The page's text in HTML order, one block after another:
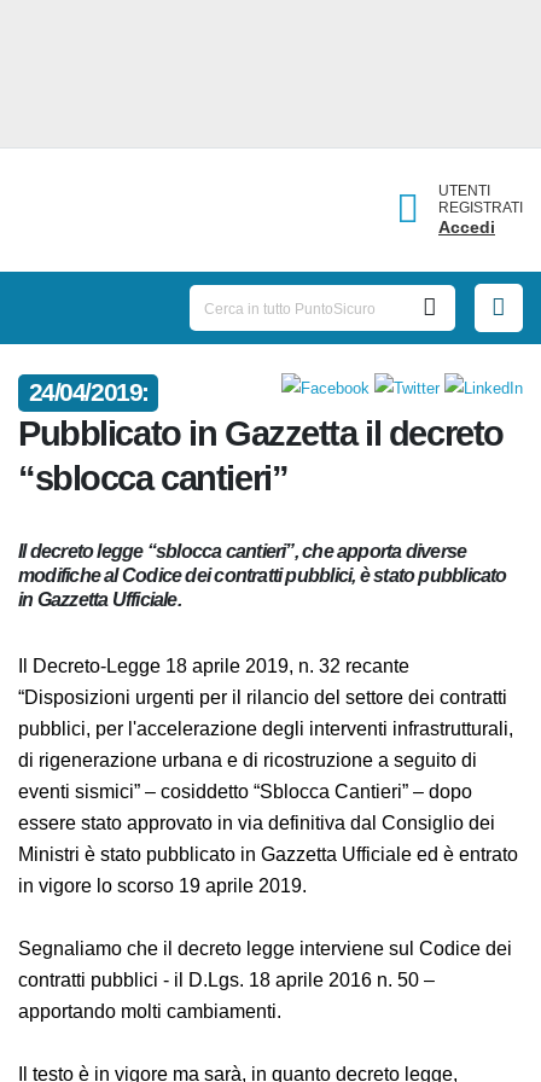
UTENTI
REGISTRATI
Accedi
24/04/2019:
Pubblicato in Gazzetta il
decreto “sblocca cantieri”
Il decreto legge “sblocca cantieri”, che apporta diverse
modifiche al Codice dei contratti pubblici, è stato
pubblicato in Gazzetta Ufficiale.
Il Decreto-Legge 18 aprile 2019, n. 32 recante
“Disposizioni urgenti per il rilancio del settore dei
contratti pubblici, per l'accelerazione degli interventi
infrastrutturali, di rigenerazione urbana e di
ricostruzione a seguito di eventi sismici” – cosiddetto
“Sblocca Cantieri” – dopo essere stato approvato in via
definitiva dal Consiglio dei Ministri è stato pubblicato in
Gazzetta Ufficiale ed è entrato in vigore lo scorso 19
Segnaliamo che il decreto legge interviene sul Codice
dei contratti pubblici - il D.Lgs. 18 aprile 2016 n. 50 –